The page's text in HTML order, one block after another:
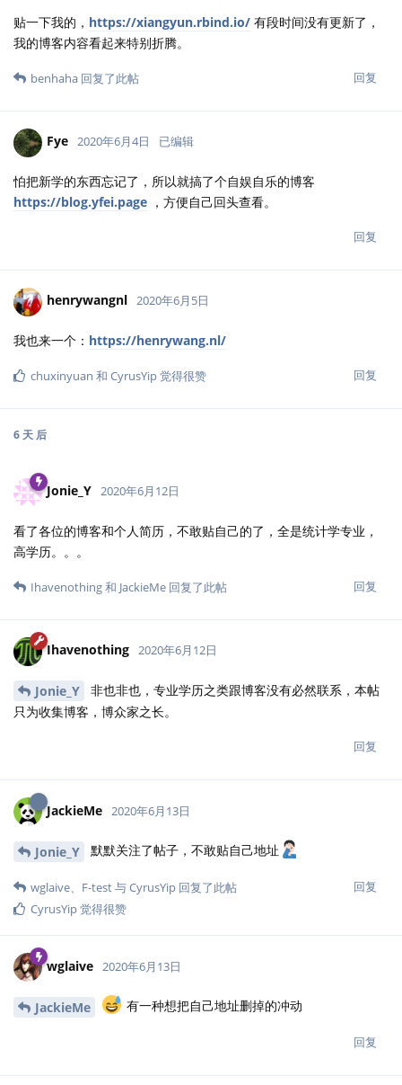
贴一下我的， https://xiangyun.rbind.io/ 有段时间没有更新了，
我的博客内容看起来特别折腾。
回复
benhaha 回复了此帖
Fye 2020年6月4日 已编辑
怕把新学的东西忘记了，所以就搞了个自娱自乐的博客
https://blog.yfei.page ，方便自己回头查看。
回复
henrywangnl 2020年6月5日
我也来一个： https://henrywang.nl/
回复
chuxinyuan 和 CyrusYip觉得很赞
6 天 后
Jonie_Y 2020年6月12日
看了各位的博客和个人简历，不敢贴自己的了，全是统计学专业，
高学历。。。
回复
Ihavenothing和 JackieMe 回复了此帖
Ihavenothing 2020年6月12日
Jonie_Y
非也非也，专业学历之类跟博客没有必然联系，本帖
只为收集博客，博众家之长。
回复
JackieMe 2020年6月13日
Jonie_Y 默默关注了帖子，不敢贴自己地址
回复
wglaive、 F-test与CyrusYip 回复了此帖
CyrusYip觉得很赞
wglaive 2020年6月13日
JackieMe 有一种想把自己地址删掉的冲动
回复